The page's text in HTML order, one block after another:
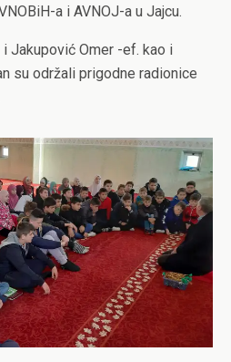
a i AVNOJ-a u Jajcu.
Jakupović Omer -ef. kao i
su održali prigodne radionice